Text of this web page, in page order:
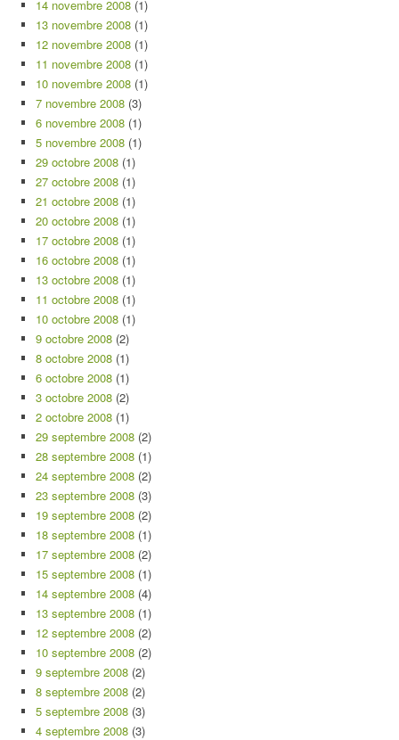
14 novembre 2008 (1)
13 novembre 2008 (1)
12 novembre 2008 (1)
11 novembre 2008 (1)
10 novembre 2008 (1)
7 novembre 2008 (3)
6 novembre 2008 (1)
5 novembre 2008 (1)
29 octobre 2008 (1)
27 octobre 2008 (1)
21 octobre 2008 (1)
20 octobre 2008 (1)
17 octobre 2008 (1)
16 octobre 2008 (1)
13 octobre 2008 (1)
11 octobre 2008 (1)
10 octobre 2008 (1)
9 octobre 2008 (2)
8 octobre 2008 (1)
6 octobre 2008 (1)
3 octobre 2008 (2)
2 octobre 2008 (1)
29 septembre 2008 (2)
28 septembre 2008 (1)
24 septembre 2008 (2)
23 septembre 2008 (3)
19 septembre 2008 (2)
18 septembre 2008 (1)
17 septembre 2008 (2)
15 septembre 2008 (1)
14 septembre 2008 (4)
13 septembre 2008 (1)
12 septembre 2008 (2)
10 septembre 2008 (2)
9 septembre 2008 (2)
8 septembre 2008 (2)
5 septembre 2008 (3)
4 septembre 2008 (3)